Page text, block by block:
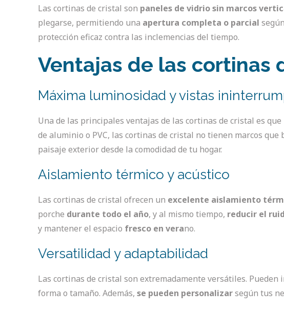
Las cortinas de cristal son paneles de vidrio sin marcos
plegarse, permitiendo una apertura completa o parcial
protección eficaz contra las inclemencias del tiempo.
Ventajas de las cortinas
Máxima luminosidad y vistas
Una de las principales ventajas de las cortinas de cristal es
de aluminio o PVC, las cortinas de cristal no tienen marcos
paisaje exterior desde la comodidad de tu hogar.
Aislamiento térmico y acústico
Las cortinas de cristal ofrecen un excelente aislamiento
porche durante todo el año, y al mismo tiempo, reducir el
y mantener el espacio fresco en verano.
Versatilidad y adaptabilidad
Las cortinas de cristal son extremadamente versátiles.
forma o tamaño. Además,se pueden personalizarsegún tus